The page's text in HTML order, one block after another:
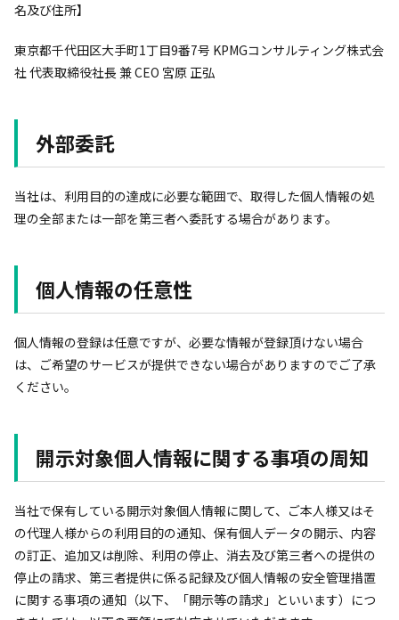
名及び住所】
東京都千代田区大手町1丁目9番7号 KPMGコンサルティング株式会
社 代表取締役社長 兼 CEO 宮原 正弘
外部委託
当社は、利用目的の達成に必要な範囲で、取得した個人情報の処
理の全部または一部を第三者へ委託する場合があります。
個人情報の任意性
個人情報の登録は任意ですが、必要な情報が登録頂けない場合
は、ご希望のサービスが提供できない場合がありますのでご了承
ください。
開示対象個人情報に関する事項の周知
当社で保有している開示対象個人情報に関して、ご本人様又はそ
の代理人様からの利用目的の通知、保有個人データの開示、内容
の訂正、追加又は削除、利用の停止、消去及び第三者への提供の
停止の請求、第三者提供に係る記録及び個人情報の安全管理措置
に関する事項の通知（以下、「開示等の請求」といいます）につ